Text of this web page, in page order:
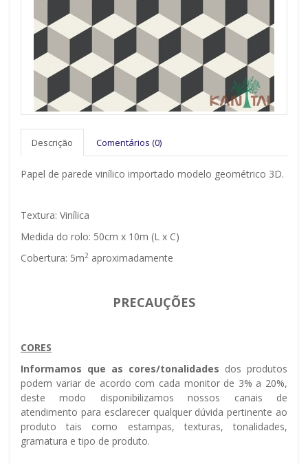
Descrição Comentários (0)
Papel de parede vinílico importado modelo geométrico 3D.
Textura: Vinílica
Medida do rolo: 50cm x 10m (L x C)
Cobertura: 5m2 aproximadamente
PRECAUÇÕES
CORES
Informamos que as cores/tonalidades dos produtos
podem variar de acordo com cada monitor de 3% a 20%,
deste modo disponibilizamos nossos canais de
atendimento para esclarecer qualquer dúvida pertinente ao
produto tais como estampas, texturas, tonalidades,
gramatura e tipo de produto.